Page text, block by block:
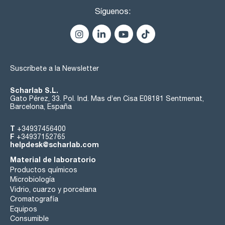
Síguenos:
Suscríbete a la Newsletter
Scharlab S.L.
Gato Pérez, 33. Pol. Ind. Mas d’en Cisa E08181 Sentmenat,
Barcelona, España
T +34937456400
F +34937152765
helpdesk@scharlab.com
Material de laboratorio
Productos químicos
Microbiología
Vidrio, cuarzo y porcelana
Cromatografía
Equipos
Consumible